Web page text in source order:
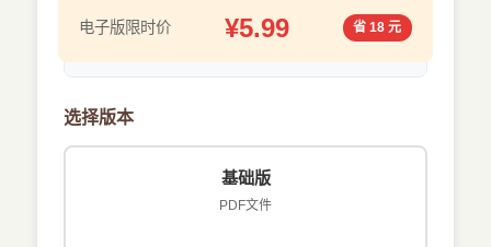
电子版限时价 ¥5.99 省 18 元
选择版本
基础版
PDF文件